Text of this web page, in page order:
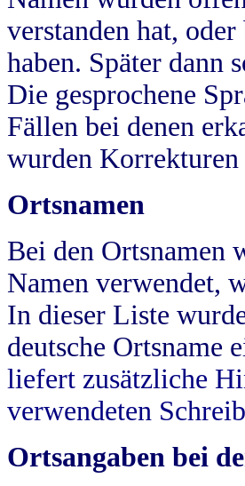
verstanden hat,
haben. Später dann
Die gesprochene
Fällen bei denen
wurden
Ortsnamen
Bei den Ortsnamen
Namen verwendet,
In dieser Liste
deutsche Ortsname
liefert zusätzliche
verwendeten
Ortsangaben bei